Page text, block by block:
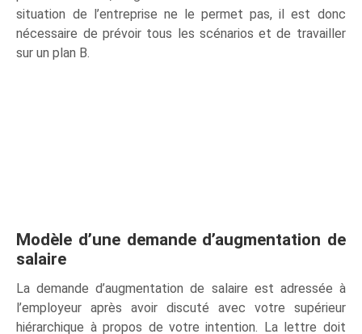
situation de l’entreprise ne le permet pas, il est donc
nécessaire de prévoir tous les scénarios et de travailler
sur un plan B.
Modèle d’une demande d’augmentation de
salaire
La demande d’augmentation de salaire est adressée à
l’employeur après avoir discuté avec votre supérieur
hiérarchique à propos de votre intention. La lettre doit